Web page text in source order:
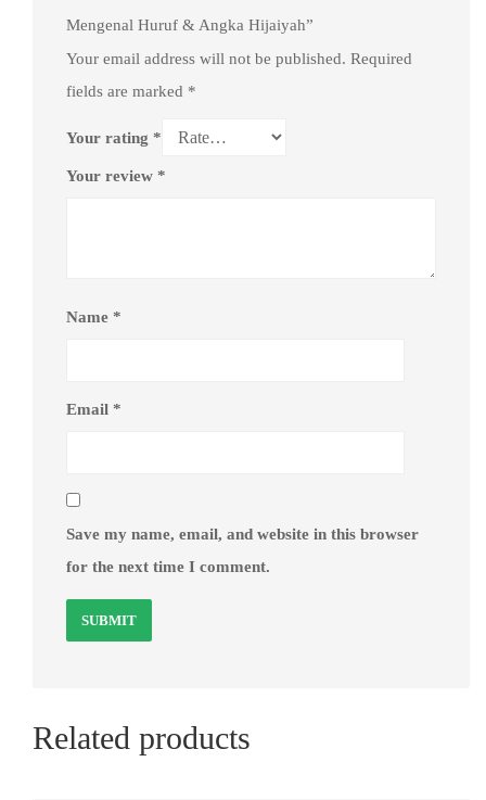
Mengenal Huruf & Angka Hijaiyah”
Your email address will not be published. Required
fields are marked *
Your rating *
Your review *
Name *
Email *
Save my name, email, and website in this browser
for the next time I comment.
Related products